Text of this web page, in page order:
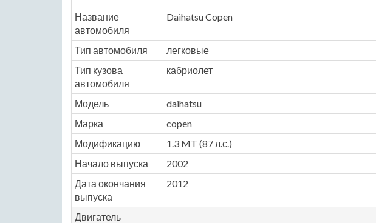
Название
автомобиля
Daihatsu Copen
Тип автомобиля легковые
Тип кузова
автомобиля
кабриолет
Модель daihatsu
Марка
copen
Модификацию
1.3 MT (87 л.с.)
Начало выпуска
2002
Дата окончания
выпуска
2012
Двигатель